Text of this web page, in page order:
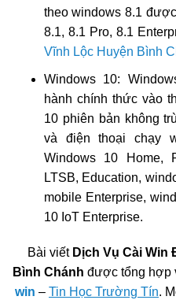
theo windows 8.1
8.1, 8.1 Pro, 8.1
Vĩnh Lộc Huyện Bình
Windows 10:
hành chính thức vào
10 phiên bản không
và điện thoại chạy
Windows 10 Home,
LTSB, Education,
mobile Enterprise,
10 IoT Enterprise.
Bài viết Dịch Vụ Cài
Bình Chánh được tổng hợp
win – Tin Học Trường Tín.